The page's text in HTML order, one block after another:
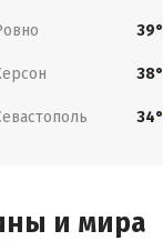
39°
38°
34°
и мира